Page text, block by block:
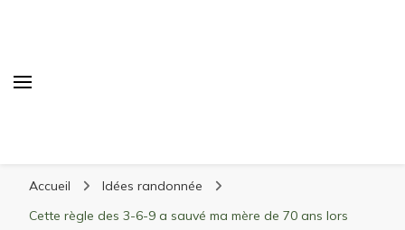
matériel, stations de ski
Accueil
Idées randonnée
Cette règle des 3-6-9 a sauvé ma mère de 70 ans lors